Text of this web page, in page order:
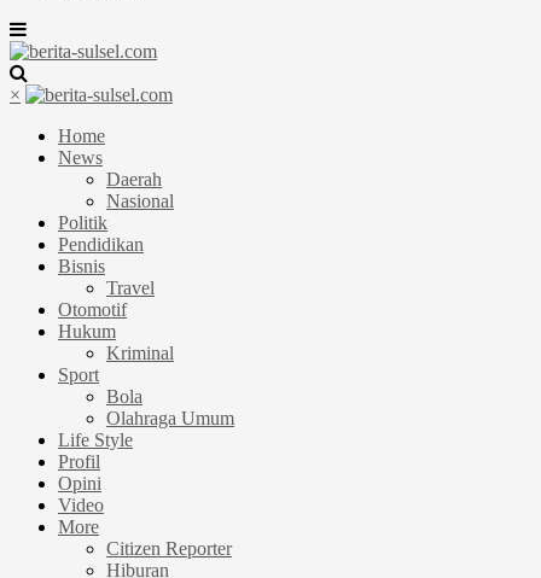
×
Home
News
Daerah
Nasional
Politik
Pendidikan
Bisnis
Travel
Otomotif
Hukum
Kriminal
Sport
Bola
Olahraga Umum
Life Style
Profil
Opini
Video
More
Citizen Reporter
Hiburan